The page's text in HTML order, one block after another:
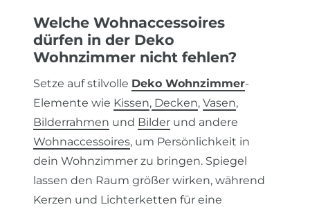
Welche Wohnaccessoires
dürfen in der Deko
Wohnzimmer nicht fehlen?
Setze auf stilvolle Deko Wohnzimmer-
Elemente wie Kissen, Decken, Vasen,
Bilderrahmen und Bilder und andere
Wohnaccessoires, um Persönlichkeit in
dein Wohnzimmer zu bringen. Spiegel
lassen den Raum größer wirken, während
Kerzen und Lichterketten für eine